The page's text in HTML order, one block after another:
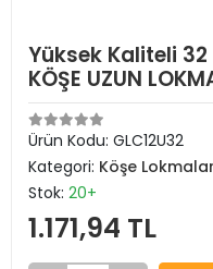
Yüksek Kaliteli 32
KÖŞE UZUN
Ürün Kodu: GLC12U32
Kategori: Köşe Lokmalar
Stok: 20+
1.171,94 TL